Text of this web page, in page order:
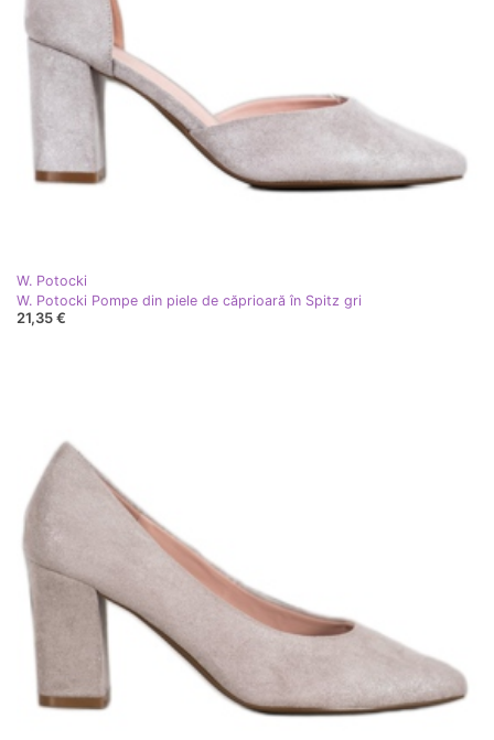
W. Potocki
W. Potocki Pompe din piele de căprioară în Spitz gri
21,35 €